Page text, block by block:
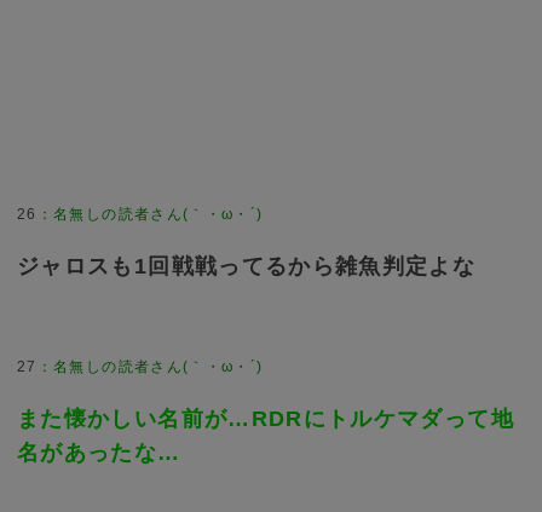
26 ：名無しの読者さん(｀・ω・´)
ジャロスも1回戦戦ってるから雑魚判定よな
27 ：名無しの読者さん(｀・ω・´)
また懐かしい名前が…RDRにトルケマダって地
名があったな…